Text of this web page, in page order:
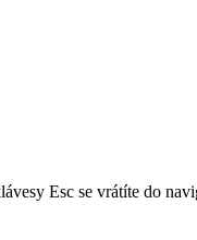
Esc se vrátíte do